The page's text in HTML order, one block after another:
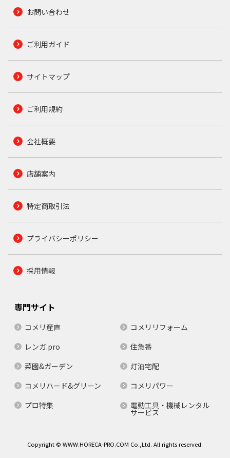
お問い合わせ
ご利用ガイド
サイトマップ
ご利用規約
会社概要
店舗案内
特定商取引法
プライバシーポリシー
採用情報
専門サイト
コメリ産直
コメリリフォーム
レンガ.pro
住急番
菜園&ガーデン
灯油宅配
コメリハード&グリーン
コメリパワー
プロ特集
電動工具・機械レンタル
サービス
Copyright © WWW.HORECA-PRO.COM Co.,Ltd. All rights reserved.